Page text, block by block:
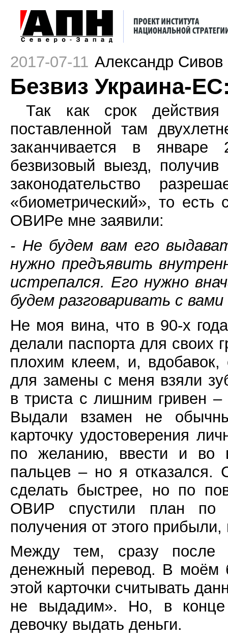
2017-07-11 Александр Сивов
Безвиз Украина-
Так как срок действия
поставленной там
заканчивается в январе
безвизовый выезд, получив
законодательство
«биометрический», то
ОВИРе мне заявили:
- Не будем вам его
нужно предъявить
истрепался. Его нужно
будем разговаривать с
Не моя вина, что в 90-х
делали паспорта для своих
плохим клеем, и,
для замены с меня взяли
в триста с лишним гривен –
Выдали взамен не
карточку удостоверения
по желанию, ввести и во
пальцев – но я
сделать быстрее, но по
ОВИР спустили план по
получения от этого
Между тем, сразу после
денежный перевод. В моём
этой карточки считывать
не выдадим». Но, в конце
девочку выдать деньги.